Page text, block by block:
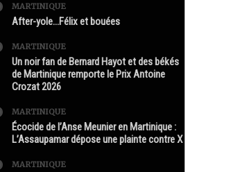
MARTINIQUE
After-yole…Félix et bouées
MARTINIQUE
Un noir fan de Bernard Hayot et des békés
de Martinique remporte le Prix Antoine
Crozat 2026
MARTINIQUE
Écocide de l’Anse Meunier en Martinique :
L’Assaupamar dépose une plainte contre X
MARTINIQUE